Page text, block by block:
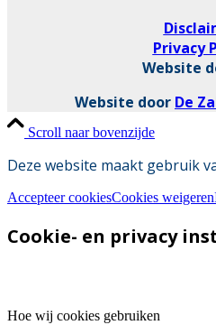
Privacy
Website
Website door De
Scroll naar bovenzijde
Deze website maakt gebruik
Accepteer cookiesCookies weigeren
Cookie- en privacy
Hoe wij cookies gebruiken